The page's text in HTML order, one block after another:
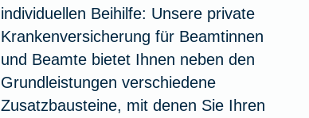
individuellen Beihilfe: Unsere private
Krankenversicherung für Beamtinnen
und Beamte bietet Ihnen neben den
Grundleistungen verschiedene
Zusatzbausteine, mit denen Sie Ihren